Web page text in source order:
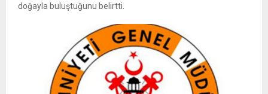
doğayla buluştuğunu belirtti.